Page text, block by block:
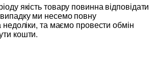
якість товару повинна відповідати
ми несемо повну
недоліки, та маємо провести обмін
кошти.